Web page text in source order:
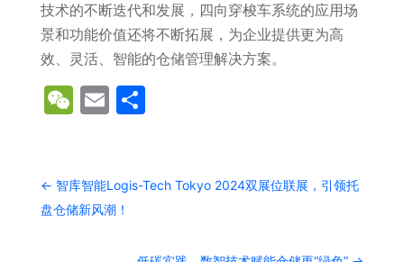
技术的不断迭代和发展，四向穿梭车系统的应用场
景和功能价值还将不断拓展，为企业提供更为高
效、灵活、智能的仓储管理解决方案。
WeChat
Email
分
← 智库智能Logis-Tech Tokyo 2024双展位联展，引领托
盘仓储新风潮！